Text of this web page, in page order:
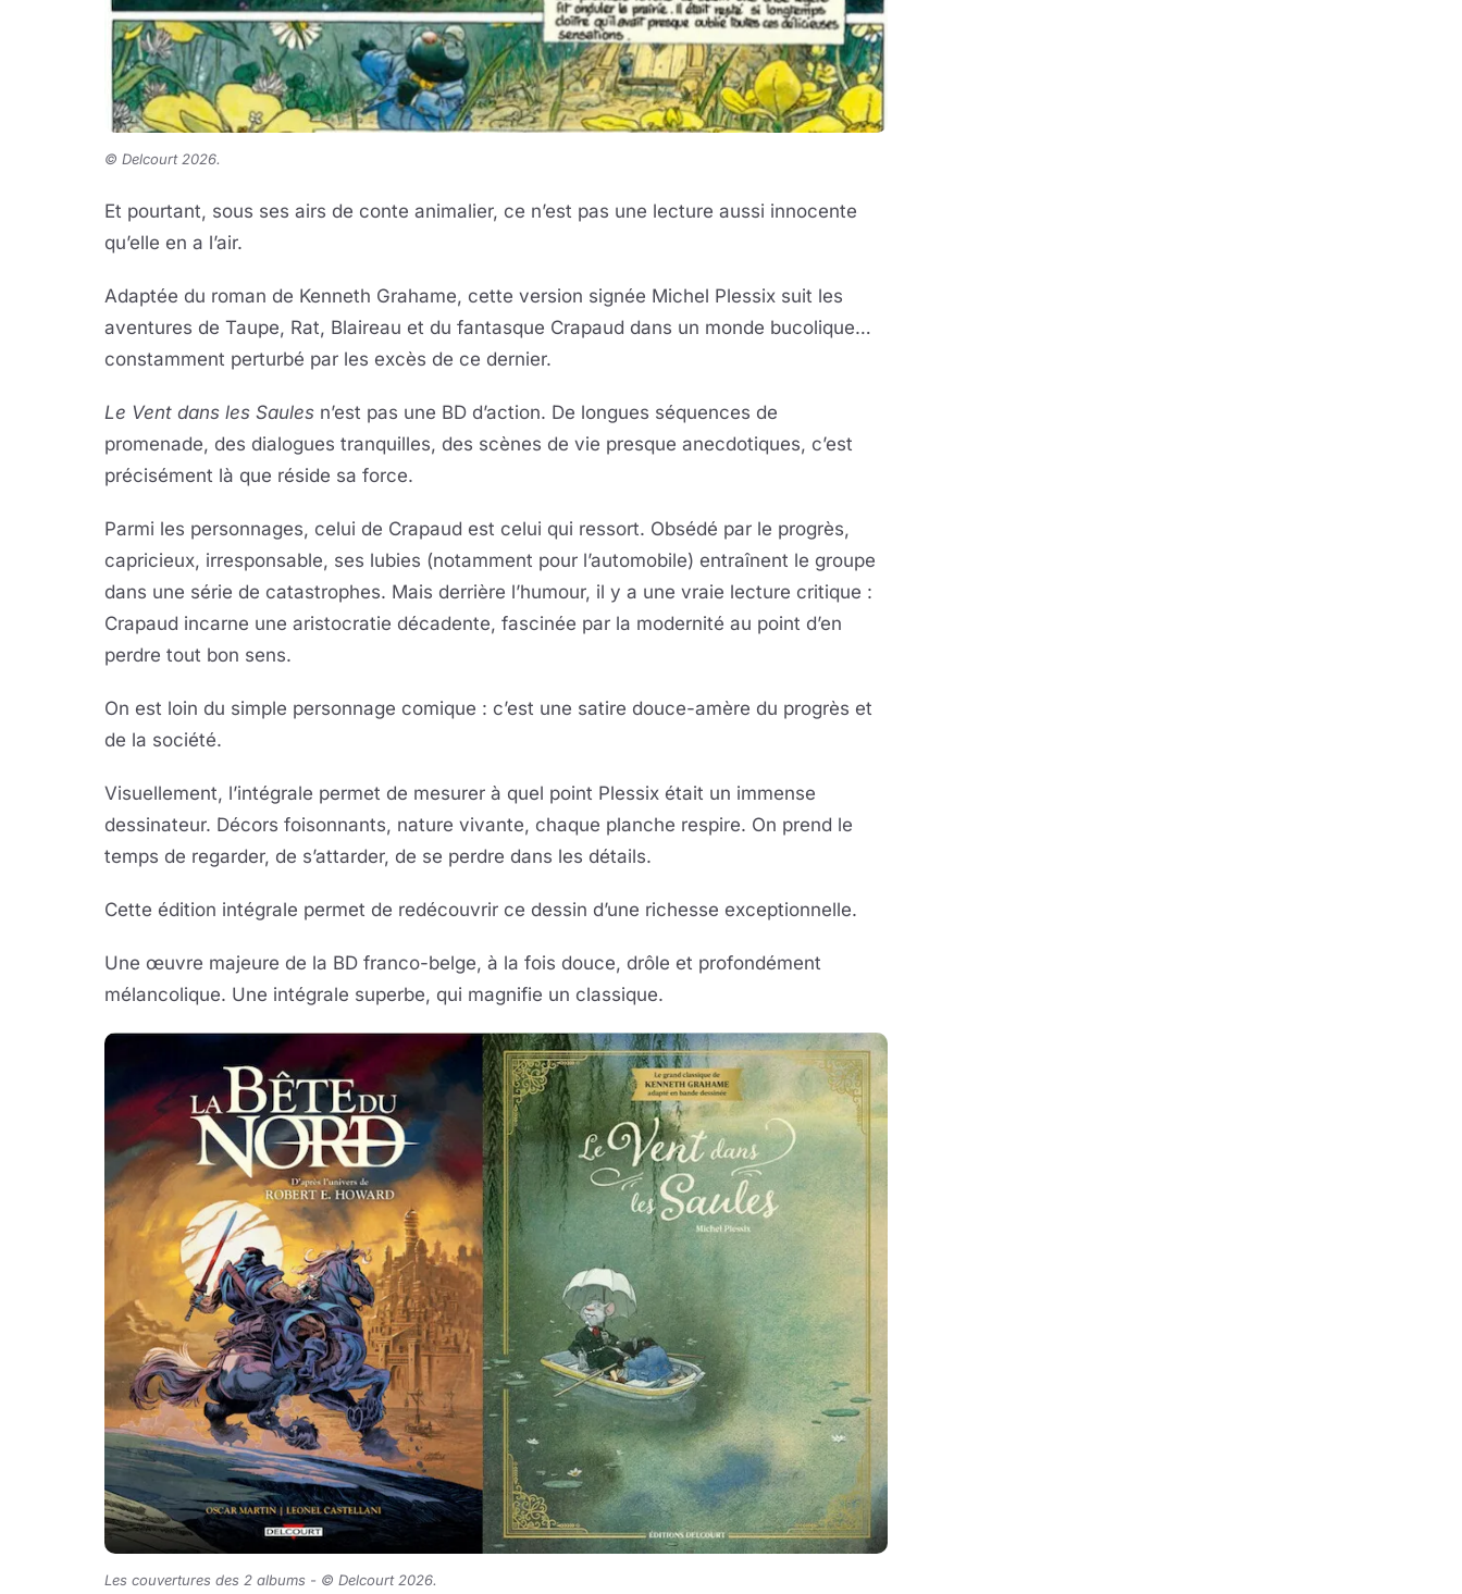
© Delcourt 2026.
Et pourtant, sous ses airs de conte animalier, ce n’est pas une lecture aussi innocente
qu’elle en a l’air.
Adaptée du roman de Kenneth Grahame, cette version signée Michel Plessix suit les
aventures de Taupe, Rat, Blaireau et du fantasque Crapaud dans un monde bucolique…
constamment perturbé par les excès de ce dernier.
Le Vent dans les Saules n’est pas une BD d’action. De longues séquences de
promenade, des dialogues tranquilles, des scènes de vie presque anecdotiques, c’est
précisément là que réside sa force.
Parmi les personnages, celui de Crapaud est celui qui ressort. Obsédé par le progrès,
capricieux, irresponsable, ses lubies (notamment pour l’automobile) entraînent le groupe
dans une série de catastrophes. Mais derrière l’humour, il y a une vraie lecture critique :
Crapaud incarne une aristocratie décadente, fascinée par la modernité au point d’en
perdre tout bon sens.
On est loin du simple personnage comique : c’est une satire douce-amère du progrès et
de la société.
Visuellement, l’intégrale permet de mesurer à quel point Plessix était un immense
dessinateur. Décors foisonnants, nature vivante, chaque planche respire. On prend le
temps de regarder, de s’attarder, de se perdre dans les détails.
Cette édition intégrale permet de redécouvrir ce dessin d’une richesse exceptionnelle.
Une œuvre majeure de la BD franco-belge, à la fois douce, drôle et profondément
mélancolique. Une intégrale superbe, qui magnifie un classique.
Les couvertures des 2 albums - © Delcourt 2026.